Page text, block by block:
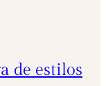
de estilos